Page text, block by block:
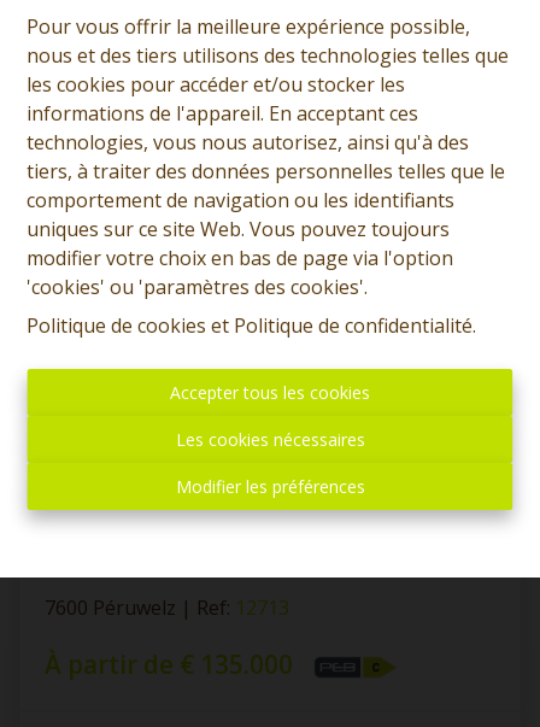
Pour vous offrir la meilleure expérience possible,
nous et des tiers utilisons des technologies telles que
les cookies pour accéder et/ou stocker les
informations de l'appareil. En acceptant ces
technologies, vous nous autorisez, ainsi qu'à des
tiers, à traiter des données personnelles telles que le
comportement de navigation ou les identifiants
uniques sur ce site Web. Vous pouvez toujours
modifier votre choix en bas de page via l'option
'cookies' ou 'paramètres des cookies'.
Politique de cookies et Politique de confidentialité.
Accepter tous les cookies
Les cookies nécessaires
Modifier les préférences
À partir de € 399.500
5 1 1
OPTION
7600 Péruwelz | Ref: 12713
À partir de € 135.000